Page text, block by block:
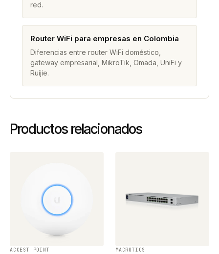
red.
Router WiFi para empresas en Colombia
Diferencias entre router WiFi doméstico,
gateway empresarial, MikroTik, Omada, UniFi y
Ruijie.
Productos relacionados
ACCEST POINT MACROTICS